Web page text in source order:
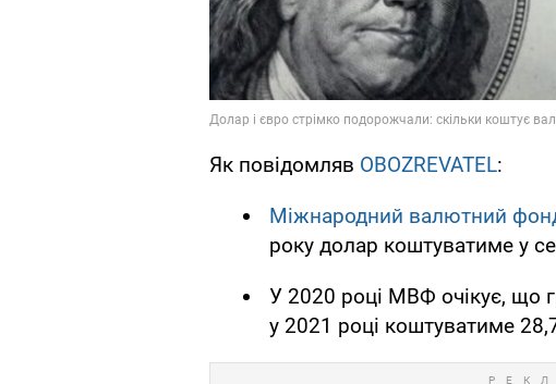
Як повідомляв OBOZREVATEL:
Міжнародний валютний
року долар коштуватиме у
У 2020 році МВФ очікує, що
у 2021 році коштуватиме